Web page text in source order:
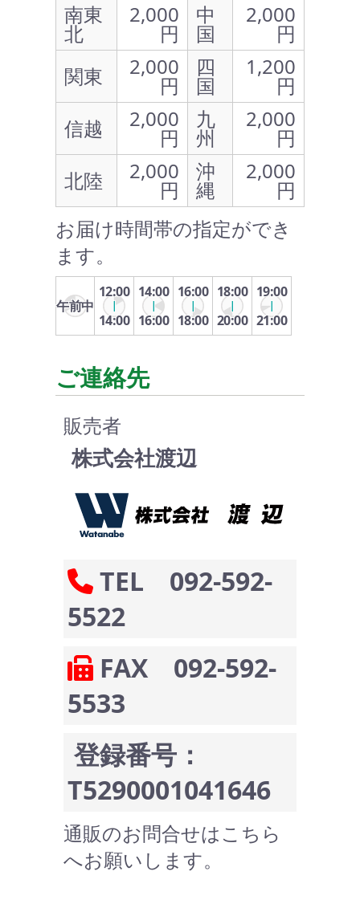
南東
北
2,000
円
中
国
2,000
円
関東
2,000
円
四
国
1,200
円
信越
2,000
円
九
州
2,000
円
北陸
2,000
円
沖
縄
2,000
円
お届け時間帯の指定ができ
ます。
午前中
12:00
14:00
14:00
16:00
16:00
18:00
18:00
20:00
19:00
21:00
ご連絡先
販売者
株式会社渡辺
TEL 092-592-
5522
FAX 092-592-
5533
登録番号：
T5290001041646
通販のお問合せはこちら
へお願いします。